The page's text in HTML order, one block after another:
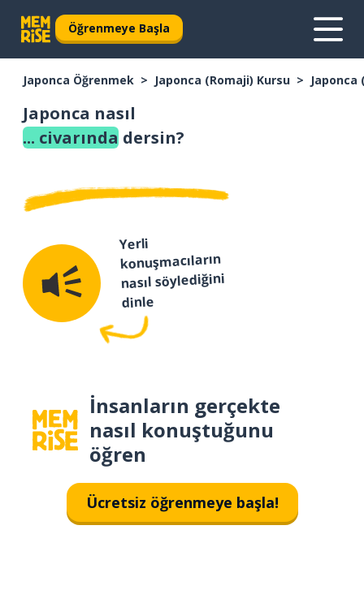
Öğrenmeye Başla
Japonca Öğrenmek Japonca (Romaji) Kursu Japonca
Japonca nasıl
... civarında dersin?
Yerli
konuşmacıların
nasıl söylediğini
dinle
İnsanların gerçekte
nasıl konuştuğunu
öğren
Ücretsiz öğrenmeye başla!